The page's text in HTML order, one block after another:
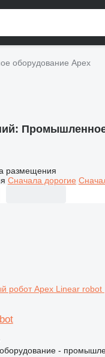
оборудование Apex
размещения
Сначала дорогие
-